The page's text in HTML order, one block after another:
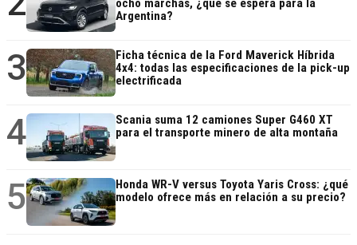
ocho marchas, ¿qué se espera para la
Argentina?
3
Ficha técnica de la Ford Maverick Híbrida
4x4: todas las especificaciones de la pick-up
electrificada
4
Scania suma 12 camiones Super G460 XT
para el transporte minero de alta montaña
5
Honda WR-V versus Toyota Yaris Cross: ¿qué
modelo ofrece más en relación a su precio?